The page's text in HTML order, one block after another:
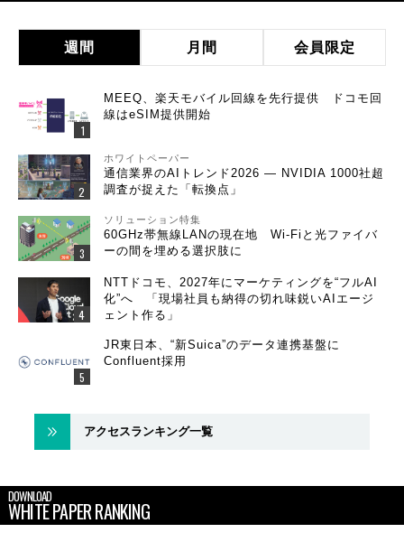
週間 月間 会員限定
MEEQ、楽天モバイル回線を先行提供 ドコモ回
線はeSIM提供開始
ホワイトペーパー
通信業界のAIトレンド2026 ― NVIDIA 1000社超
調査が捉えた「転換点」
ソリューション特集
60GHz帯無線LANの現在地 Wi-Fiと光ファイバ
ーの間を埋める選択肢に
NTTドコモ、2027年にマーケティングを“フルAI
化”へ 「現場社員も納得の切れ味鋭いAIエージ
ェント作る」
JR東日本、“新Suica”のデータ連携基盤に
Confluent採用
アクセスランキング一覧
DOWNLOAD
WHITE PAPER RANKING